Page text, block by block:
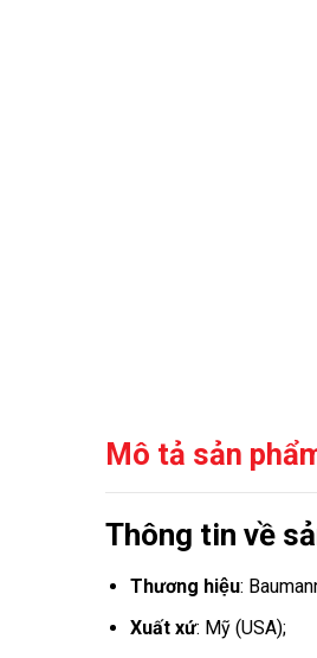
Mô tả sản
Thông tin về
Thương hiệu:
Xuất xứ: Mỹ (USA);